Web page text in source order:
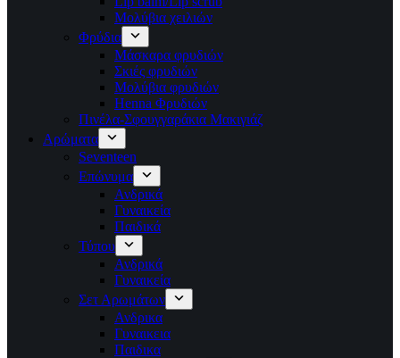
Μολύβια χειλιών
Φρύδια
Μάσκαρα φρυδιών
Σκιές φρυδιών
Μολύβια φρυδιών
Henna Φρυδιών
Πινέλα-Σφουγγαράκια Μακιγιάζ
Αρώματα
Seventeen
Επώνυμα
Ανδρικά
Γυναικεία
Παιδικά
Τύπου
Ανδρικά
Γυναικεία
Σετ Αρωμάτων
Ανδρικα
Γυναικεια
Παιδικα